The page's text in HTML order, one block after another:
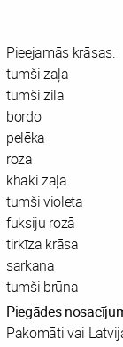
Pieejamās krāsas:
tumši zaļa
tumši zila
bordo
pelēka
rozā
khaki zaļa
tumši violeta
fuksiju rozā
tirkīza krāsa
sarkana
tumši brūna
Piegādes
Pakomāti vai